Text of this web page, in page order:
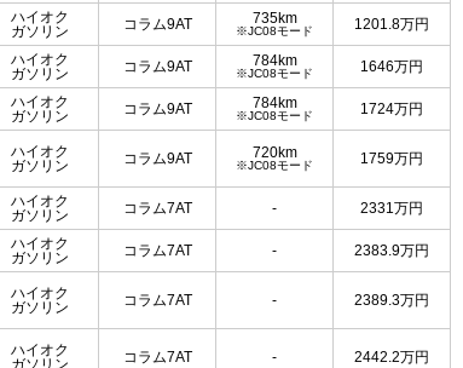
ハイオク
ガソリン
コラム9AT 735km
※JC08モード 1201.8万円
ハイオク
ガソリン
コラム9AT 784km
※JC08モード 1646万円
ハイオク
ガソリン
コラム9AT 784km
※JC08モード 1724万円
ハイオク
ガソリン
コラム9AT 720km
※JC08モード 1759万円
ハイオク
ガソリン
コラム7AT - 2331万円
ハイオク
ガソリン
コラム7AT - 2383.9万円
ハイオク
ガソリン
コラム7AT - 2389.3万円
ハイオク
コラム7AT - 2442.2万円